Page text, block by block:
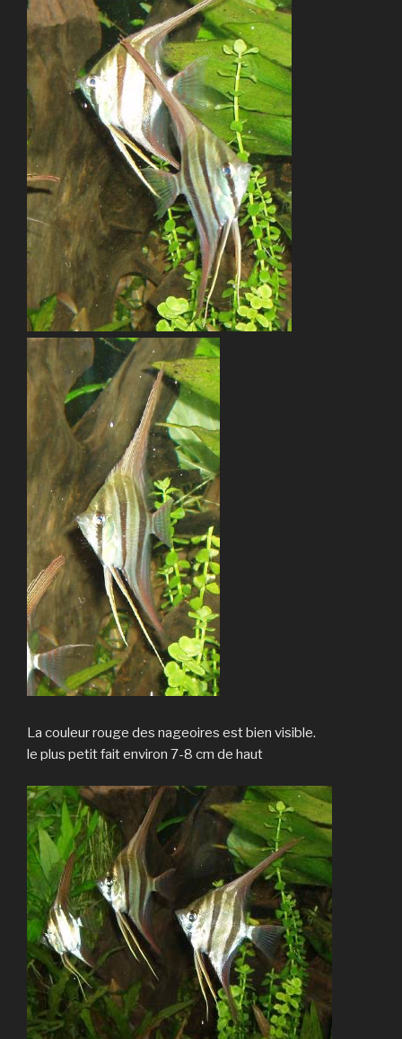
La couleur rouge des nageoires est bien visible.
le plus petit fait environ 7-8 cm de haut